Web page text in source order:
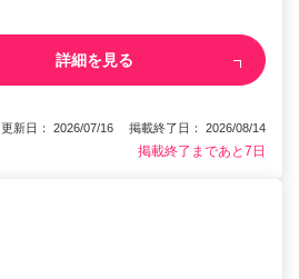
詳細を見る
更新日： 2026/07/16 掲載終了日： 2026/08/14
掲載終了まであと7日